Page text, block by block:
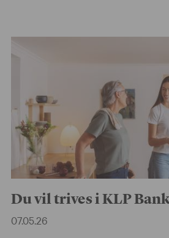
Du vil trives i KLP
07.05.26